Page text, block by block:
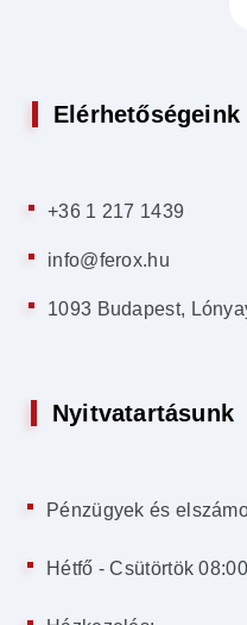
Elérhetőségeink
+36 1 217 1439
info@ferox.hu
1093 Budapest,
Nyitvatartásunk
Pénzügyek és
Hétfő - Csütörtök